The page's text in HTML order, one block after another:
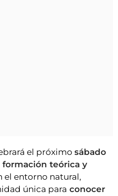
el próximo sábado
formación teórica y
el entorno natural,
única para conocer